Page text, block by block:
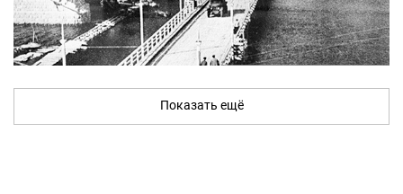
Показать ещё